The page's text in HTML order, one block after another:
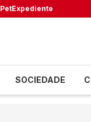
PetExpediente
SOCIEDADE